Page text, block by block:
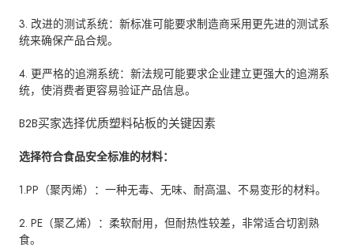
3. 改进的测试系统：新标准可能要求制造商采用更先进的测试系
统来确保产品合规。
4. 更严格的追溯系统：新法规可能要求企业建立更强大的追溯系
统，使消费者更容易验证产品信息。
B2B买家选择优质塑料砧板的关键因素
选择符合食品安全标准的材料：
1.PP（聚丙烯）：一种无毒、无味、耐高温、不易变形的材料。
2. PE（聚乙烯）：柔软耐用，但耐热性较差，非常适合切割熟
食。